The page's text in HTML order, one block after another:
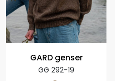
GARD genser
GG 292-19